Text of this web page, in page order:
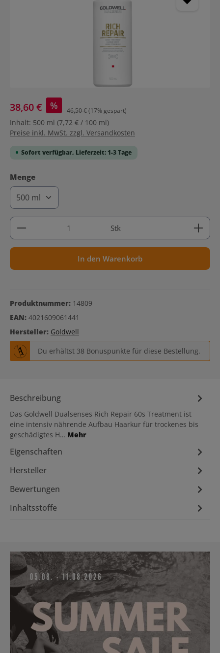
38,60 € % 46,50 €(17% gespart)
Inhalt: 500 ml (7,72 € / 100 ml)
Preise inkl. MwSt. zzgl. Versandkosten
Sofort verfügbar, Lieferzeit: 1-3 Tage
Mengeauswählen
Produkt Anzahl: Gib den gewünschten Wert ein
Stk
In den Warenkorb
Produktnummer: 14809
EAN: 4021609061441
Hersteller: Goldwell
Du erhältst 38 Bonuspunkte für diese Bestellung.
Beschreibung
Das Goldwell Dualsenses Rich Repair 60s Treatment ist
eine intensiv nährende Aufbau Haarkur für trockenes bis
geschädigtes H… Mehr
Eigenschaften
Hersteller
Bewertungen
Inhaltsstoffe